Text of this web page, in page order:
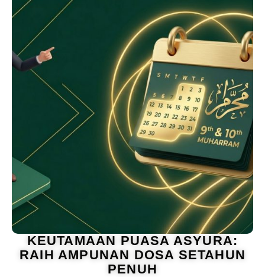
KEUTAMAAN PUASA ASYURA:
RAIH AMPUNAN DOSA SETAHUN
PENUH